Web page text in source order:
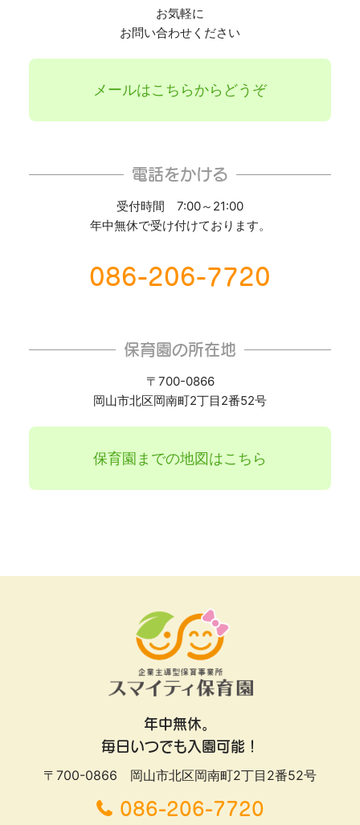
お気軽に
お問い合わせください
メールはこちらからどうぞ
電話をかける
受付時間 7:00～21:00
年中無休で受け付けております。
086-206-7720
保育園の所在地
〒700-0866
岡山市北区岡南町2丁目2番52号
保育園までの地図はこちら
年中無休。
毎日いつでも入園可能！
〒700-0866 岡山市北区岡南町2丁目2番52号
086-206-7720